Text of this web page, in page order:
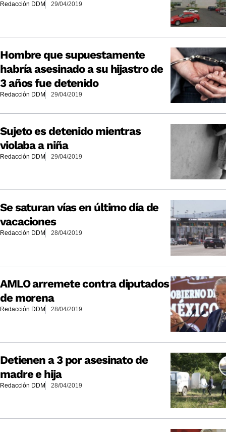
Redacción DDM 29/04/2019
Hombre que supuestamente
habría asesinado a su hijastro de
3 años fue detenido
Redacción DDM 29/04/2019
Sujeto es detenido mientras
violaba a niña
Redacción DDM 29/04/2019
Se saturan vías en último día de
vacaciones
Redacción DDM 28/04/2019
AMLO arremete contra diputados
de morena
Redacción DDM 28/04/2019
Detienen a 3 por asesinato de
madre e hija
Redacción DDM 28/04/2019